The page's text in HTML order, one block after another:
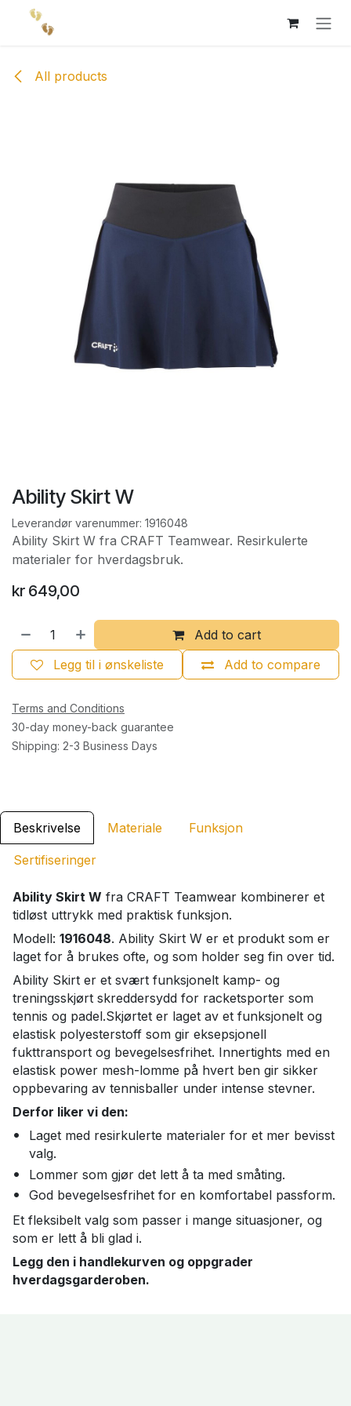
Skip to Content
All products
Ability Skirt W
Leverandør varenummer: 1916048
Ability Skirt W fra CRAFT Teamwear. Resirkulerte
materialer for hverdagsbruk.
kr 649,00
Add to cart
Add to compare
Legg til i ønskeliste
Terms and Conditions
30-day money-back guarantee
Shipping: 2-3 Business Days
Beskrivelse Materiale Funksjon
Sertifiseringer
Ability Skirt W fra CRAFT Teamwear kombinerer et
tidløst uttrykk med praktisk funksjon.
Modell: 1916048. Ability Skirt W er et produkt som er
laget for å brukes ofte, og som holder seg fin over tid.
Ability Skirt er et svært funksjonelt kamp- og
treningsskjørt skreddersydd for racketsporter som
tennis og padel.Skjørtet er laget av et funksjonelt og
elastisk polyesterstoff som gir eksepsjonell
fukttransport og bevegelsesfrihet. Innertights med en
elastisk power mesh-lomme på hvert ben gir sikker
oppbevaring av tennisballer under intense stevner.
Derfor liker vi den:
Laget med resirkulerte materialer for et mer bevisst
valg.
Lommer som gjør det lett å ta med småting.
God bevegelsesfrihet for en komfortabel passform.
Et fleksibelt valg som passer i mange situasjoner, og
som er lett å bli glad i.
Legg den i handlekurven og oppgrader
hverdagsgarderoben.